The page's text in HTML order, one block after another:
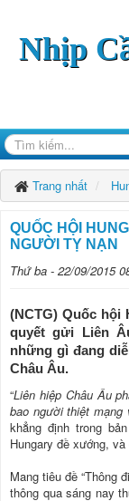
Nhịp
Trang nhất
QUỐC HỘI
NGƯỜI TỴ NẠN
Thứ ba - 22/09/2015
(NCTG) Quốc hội
quyết gửi Liên
những gì đang
Châu Âu.
“Liên hiệp Châu Âu
bao người thiệt
khẳng định trong
Hungary đề xướng,
Mang tiêu đề “Thông
thông qua sáng nay